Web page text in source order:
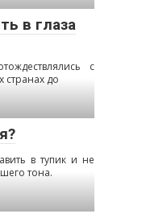
в глаза
с
странах до
в тупик и не
тона.